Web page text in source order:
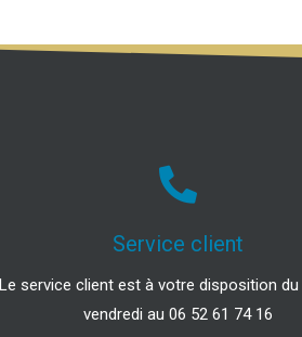
Service client
Le service client est à votre disposition du
vendredi au 06 52 61 74 16